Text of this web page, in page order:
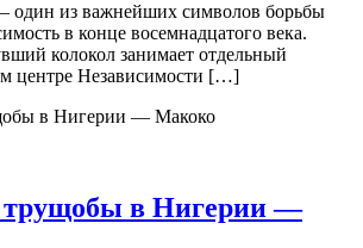
один из важнейших символов борьбы
в конце восемнадцатого века.
колокол занимает отдельный
центре Независимости […]
в Нигерии —